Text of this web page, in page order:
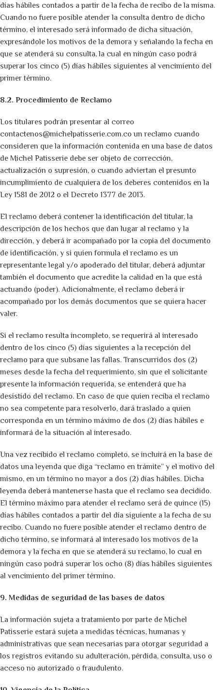
días hábiles contados a partir de la fecha de recibo de la misma.
Cuando no fuere posible atender la consulta dentro de dicho
término, el interesado será informado de dicha situación,
expresándole los motivos de la demora y señalando la fecha en
que se atenderá su consulta, la cual en ningún caso podrá
superar los cinco (5) días hábiles siguientes al vencimiento del
primer término.
8.2. Procedimiento de Reclamo
Los titulares podrán presentar al correo
contactenos@michelpatisserie.com.co un reclamo cuando
consideren que la información contenida en una base de datos
de Michel Patisserie debe ser objeto de corrección,
actualización o supresión, o cuando adviertan el presunto
incumplimiento de cualquiera de los deberes contenidos en la
Ley 1581 de 2012 o el Decreto 1377 de 2013.
El reclamo deberá contener la identificación del titular, la
descripción de los hechos que dan lugar al reclamo y la
dirección, y deberá ir acompañado por la copia del documento
de identificación, y si quien formula el reclamo es un
representante legal y/o apoderado del titular, deberá adjuntar
también el documento que acredite la calidad en la que está
actuando (poder). Adicionalmente, el reclamo deberá ir
acompañado por los demás documentos que se quiera hacer
valer.
Si el reclamo resulta incompleto, se requerirá al interesado
dentro de los cinco (5) días siguientes a la recepción del
reclamo para que subsane las fallas. Transcurridos dos (2)
meses desde la fecha del requerimiento, sin que el solicitante
presente la información requerida, se entenderá que ha
desistido del reclamo. En caso de que quien reciba el reclamo
no sea competente para resolverlo, dará traslado a quien
corresponda en un término máximo de dos (2) días hábiles e
informará de la situación al interesado.
Una vez recibido el reclamo completo, se incluirá en la base de
datos una leyenda que diga “reclamo en trámite” y el motivo del
mismo, en un término no mayor a dos (2) días hábiles. Dicha
leyenda deberá mantenerse hasta que el reclamo sea decidido.
El término máximo para atender el reclamo será de quince (15)
días hábiles contados a partir del día siguiente a la fecha de su
recibo. Cuando no fuere posible atender el reclamo dentro de
dicho término, se informará al interesado los motivos de la
demora y la fecha en que se atenderá su reclamo, lo cual en
ningún caso podrá superar los ocho (8) días hábiles siguientes
al vencimiento del primer término.
9. Medidas de seguridad de las bases de datos
La información sujeta a tratamiento por parte de Michel
Patisserie estará sujeta a medidas técnicas, humanas y
administrativas que sean necesarias para otorgar seguridad a
los registros evitando su adulteración, pérdida, consulta, uso o
acceso no autorizado o fraudulento.